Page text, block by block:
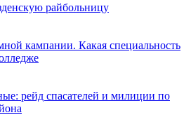
райбольницу
кампании. Какая специальность
рейд спасателей и милиции по